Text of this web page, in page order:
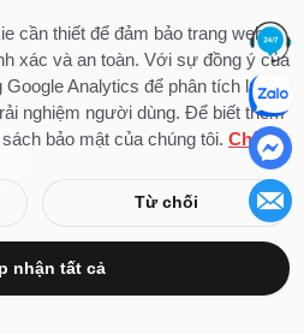
quyền thuộc về DocLuat
cần thiết để đảm bảo trang web
xác và an toàn. Với sự đồng ý của
Analytics để phân tích lưu
nghiệm người dùng. Để biết thêm
bảo mật của chúng tôi. Chính
Từ chối
nhận tất cả